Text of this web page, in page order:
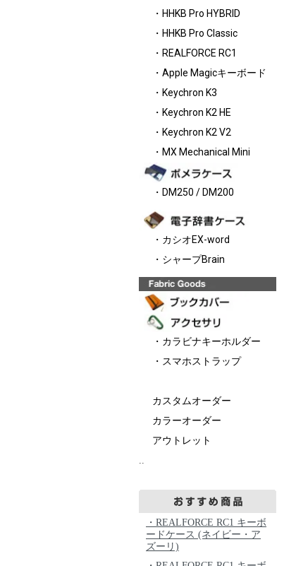
・HHKB Pro HYBRID
・HHKB Pro Classic
・REALFORCE RC1
・Apple Magicキーボード
・Keychron K3
・Keychron K2 HE
・Keychron K2 V2
・MX Mechanical Mini
・DM250 / DM200
・カシオEX-word
・シャープBrain
・カラビナキーホルダー
・スマホストラップ
カスタムオーダー
カラーオーダー
アウトレット
..
・REALFORCE RC1 キーボ
ードケース (ネイビー・ア
ズーリ)